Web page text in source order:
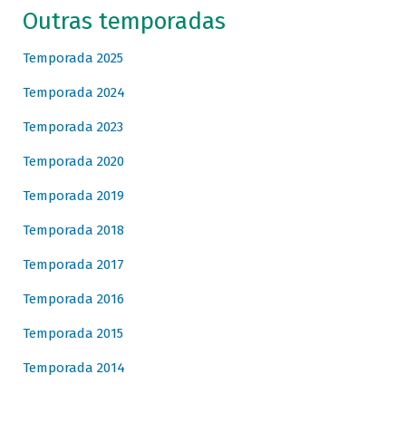
Outras temporadas
Temporada 2025
Temporada 2024
Temporada 2023
Temporada 2020
Temporada 2019
Temporada 2018
Temporada 2017
Temporada 2016
Temporada 2015
Temporada 2014